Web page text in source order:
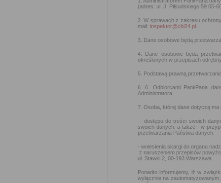
(adres: ul. J. Piłsudskiego 59 05-
2. W sprawach z zakresu
mail: inspektor@cbi24.pl
3. Dane osobowe będą
4. Dane osobowe będą
określonych w przepisach
5. Podstawą prawną
6. 6. Odbiorcami Pani/Pana
Administratora.
7. Osoba, której dane dotyczą ma
- dostępu do treści swoich
swoich danych, a także - w
przetwarzania Państwa danych.
- wniesienia skargi do organu
z naruszeniem przepisów
ul. Stawki 2, 00-193 Warszawa
Ponadto informujemy, iż w
wyłącznie na